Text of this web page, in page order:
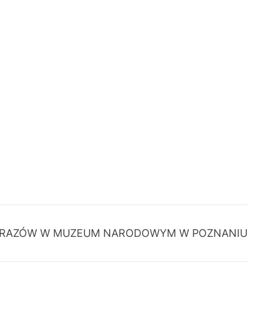
W MUZEUM NARODOWYM W POZNANIU